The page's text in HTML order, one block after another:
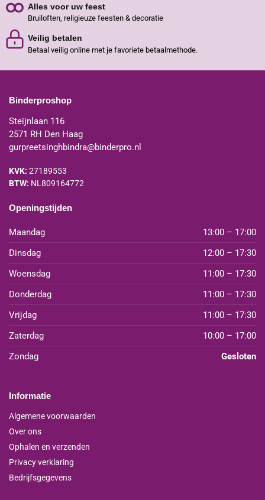
Alles voor uw feest
Bruiloften, religieuze feesten & decoratie
Veilig betalen
Betaal veilig online met je favoriete betaalmethode.
Binderproshop
Steijnlaan 116
2571 RH Den Haag
gurpreetsinghbindra@binderpro.nl
KVK: 27189553
BTW: NL809164772
Openingstijden
Maandag
13:00 – 17:00
Dinsdag
12:00 – 17:30
Woensdag
11:00 – 17:30
Donderdag
11:00 – 17:30
Vrijdag
11:00 – 17:30
Zaterdag
10:00 – 17:00
Zondag
Gesloten
Informatie
Algemene voorwaarden
Over ons
Ophalen en verzenden
Privacy verklaring
Bedrijfsgegevens